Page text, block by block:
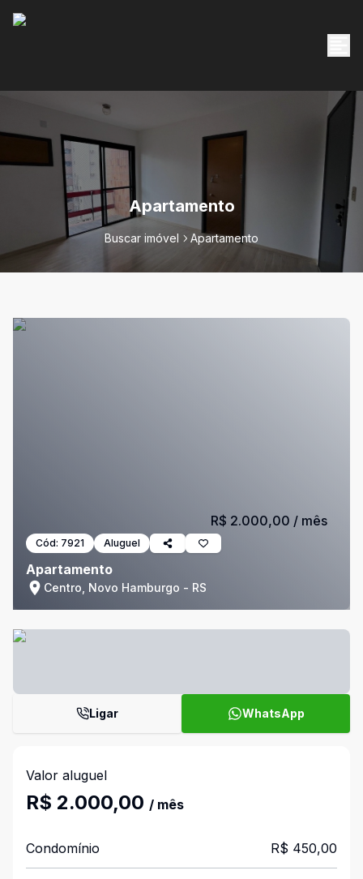
Apartamento
Buscar imóvel Apartamento
Cód: 7921 Aluguel
Apartamento
Centro, Novo Hamburgo - RS
R$ 2.000,00 / mês
Ligar WhatsApp
Valor aluguel
R$ 2.000,00 / mês
Condomínio R$ 450,00